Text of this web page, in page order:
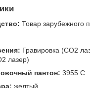
Товар зарубежного
Гравировка (CO2
лазер)
пантон: 3955 C
желтый